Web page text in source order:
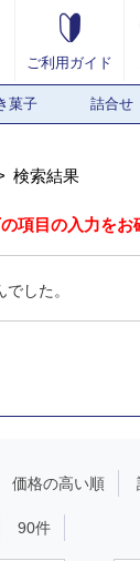
ご利用ガイド
菓子 詰合せ
検索結果
項目の入力をお
した。
価格の高い順
90件